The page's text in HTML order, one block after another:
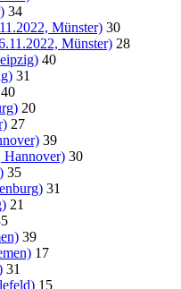
34
Münster) 30
Münster) 28
40
31
40
20
27
39
Hannover) 30
35
31
21
39
17
31
15